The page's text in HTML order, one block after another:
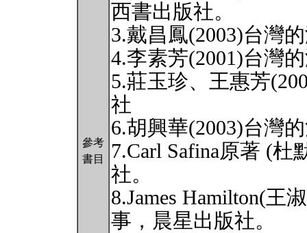
參考
書目
西書出版社。
3.戴昌鳳(2003)台灣
4.李素芳(2001)台灣
5.莊玉珍、王惠芳
社
6.胡興華(2003)台灣
7.Carl Safina原著 (
社。
8.James Hamilton(王
事，晨星出版社。